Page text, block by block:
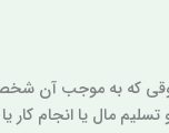
که به موجب آن
مال یا انجام کار